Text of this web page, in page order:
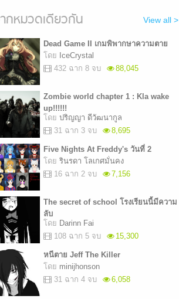
กหมวดเดียวกัน View all >
Dead Game II เกมพิพากษาความตาย
โดย IceCrystal
432 ฉาก 8 จบ
88,045
Zombie world chapter 1 : Kla wake
up!!!!!!
โดย ปริญญา ดีวัฒนากูล
31 ฉาก 3 จบ
8,695
Five Nights At Freddy's วันที่ 2
โดย รินรดา โลเกศมั่นคง
16 ฉาก 2 จบ
7,156
The secret of school โรงเรียนนี้มีความ
ลับ
โดย Darinn Fai
108 ฉาก 5 จบ
15,300
หนีตาย Jeff The Killer
โดย minijhonson
31 ฉาก 4 จบ
6,058